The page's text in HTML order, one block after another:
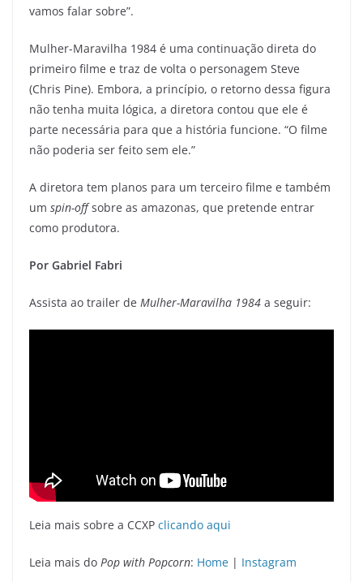
vamos falar sobre”.
Mulher-Maravilha 1984 é uma continuação direta do
primeiro filme e traz de volta o personagem Steve
(Chris Pine). Embora, a princípio, o retorno dessa figura
não tenha muita lógica, a diretora contou que ele é
parte necessária para que a história funcione. “O filme
não poderia ser feito sem ele.”
A diretora tem planos para um terceiro filme e também
um spin-offsobre as amazonas, que pretende entrar
como produtora.
Por Gabriel Fabri
Assista ao trailer de Mulher-Maravilha 1984 a seguir:
Leia mais sobre a CCXP clicando aqui
Leia mais do Pop with Popcorn: Home | Instagram